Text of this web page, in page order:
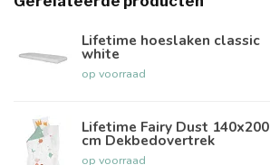
Lifetime hoeslaken classic
white
op voorraad
Lifetime Fairy Dust 140x200
cm Dekbedovertrek
op voorraad